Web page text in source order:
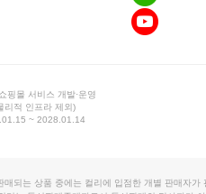
핑몰 서비스 개발·운영
리적 인프라 제외)
~ 2028.01.14
매되는 상품 중에는 컬리에 입점한 개별 판매자